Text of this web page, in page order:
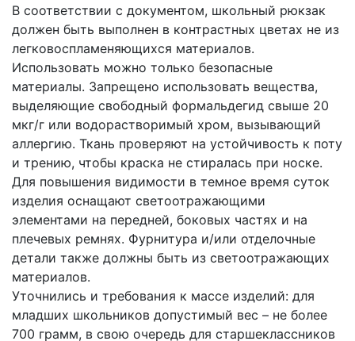
В соответствии с документом, школьный рюкзак
должен быть выполнен в контрастных цветах не из
легковоспламеняющихся материалов.
Использовать можно только безопасные
материалы. Запрещено использовать вещества,
выделяющие свободный формальдегид свыше 20
мкг/г или водорастворимый хром, вызывающий
аллергию. Ткань проверяют на устойчивость к поту
и трению, чтобы краска не стиралась при носке.
Для повышения видимости в темное время суток
изделия оснащают светоотражающими
элементами на передней, боковых частях и на
плечевых ремнях. Фурнитура и/или отделочные
детали также должны быть из светоотражающих
материалов.
Уточнились и требования к массе изделий: для
младших школьников допустимый вес – не более
700 грамм, в свою очередь для старшеклассников